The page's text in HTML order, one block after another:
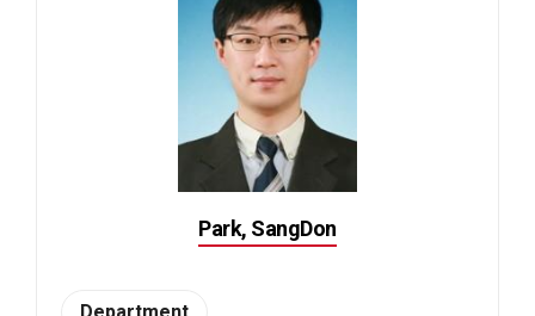
Park, SangDon
Department